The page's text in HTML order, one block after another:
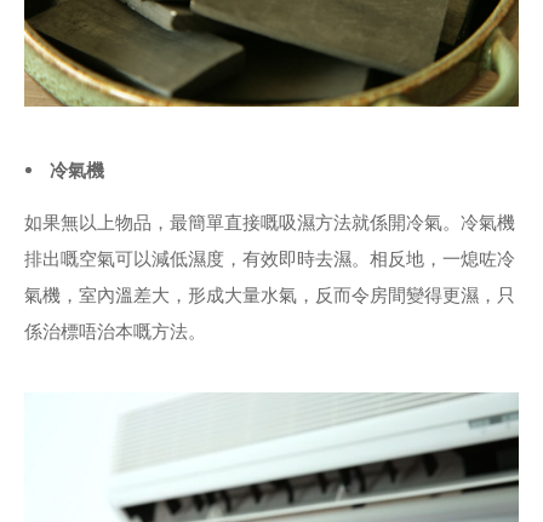
冷氣機
如果無以上物品，最簡單直接嘅吸濕方法就係開冷氣。冷氣機
排出嘅空氣可以減低濕度，有效即時去濕。相反地，一熄咗冷
氣機，室內溫差大，形成大量水氣，反而令房間變得更濕，只
係治標唔治本嘅方法。